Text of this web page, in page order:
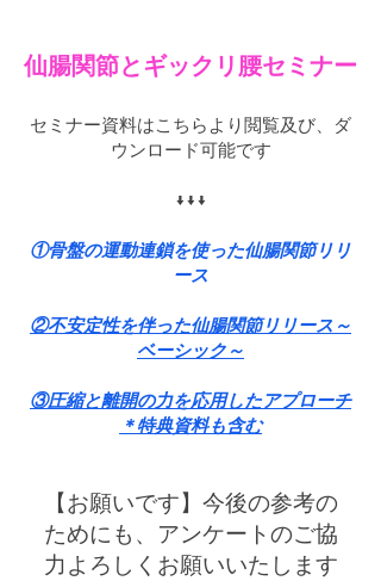
仙腸関節とギックリ腰セミナー
セミナー資料はこちらより閲覧及び、ダ
ウンロード可能です
↓↓↓​
①骨盤の運動連鎖を使った仙腸関節リリ
ース
②不安定性を伴った仙腸関節リリース～
ベーシック～
③圧縮と離開の力を応用したアプローチ
＊特典資料も含む
【お願いです】今後の参考の
ためにも、アンケートのご協
力よろしくお願いいたします​